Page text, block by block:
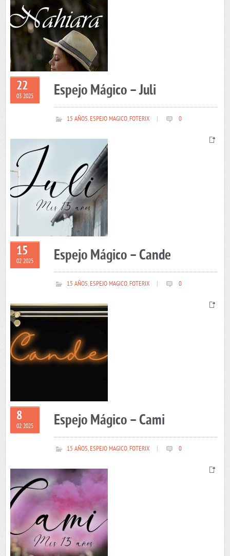
22
03 2025 Espejo Mágico – Juli
15 AÑOS,ESPEJO MAGICO,FOTERIX 0
15
02 2025 Espejo Mágico – Cande
15 AÑOS,ESPEJO MAGICO,FOTERIX 0
8
02 2025 Espejo Mágico – Cami
15 AÑOS,ESPEJO MAGICO,FOTERIX 0